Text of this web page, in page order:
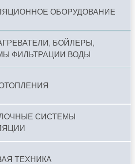
ОБОРУДОВАНИЕ
БОЙЛЕРЫ,
ФИЛЬТРАЦИИ ВОДЫ
СИСТЕМЫ
ТЕХНИКА